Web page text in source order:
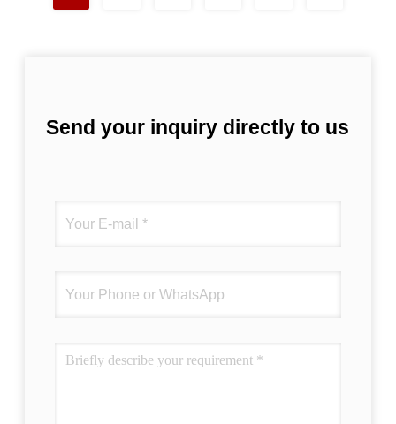
Send your inquiry directly to us